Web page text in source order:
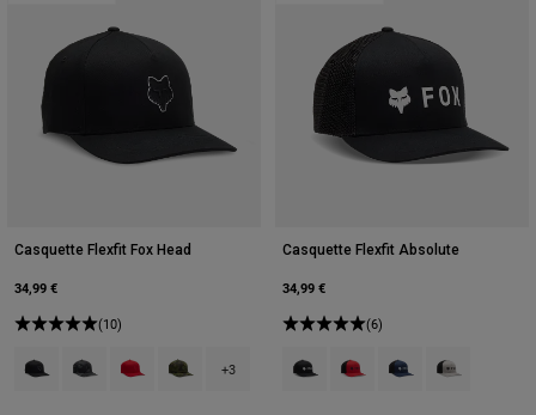
Casquette Flexfit Fox Head
34,99 €
(10)
Product swatch type of Noir.
Product swatch type of Camouflage noir.
Product swatch type of Rouge flamme.
Product swatch type of Vert Camouflage.
+3
Casquette Flexfit Absolute
34,99 €
(6)
Product swatch type of Noir.
Product swatch type of
Product swatch
Product